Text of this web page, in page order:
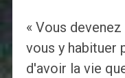
« Vous
vous y habituer
d'avoir la vie